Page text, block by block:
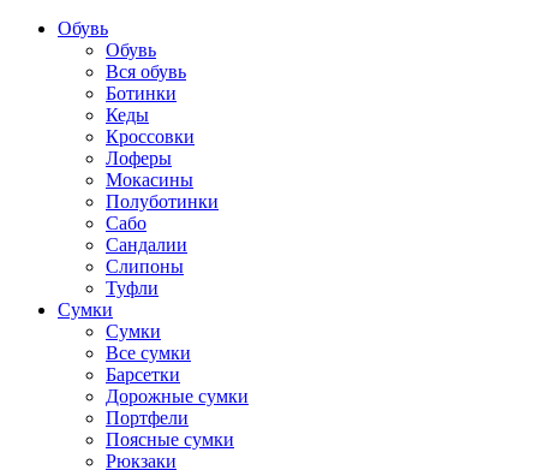
Обувь
Обувь
Вся обувь
Ботинки
Кеды
Кроссовки
Лоферы
Мокасины
Полуботинки
Сабо
Сандалии
Слипоны
Туфли
Сумки
Сумки
Все сумки
Барсетки
Дорожные сумки
Портфели
Поясные сумки
Рюкзаки